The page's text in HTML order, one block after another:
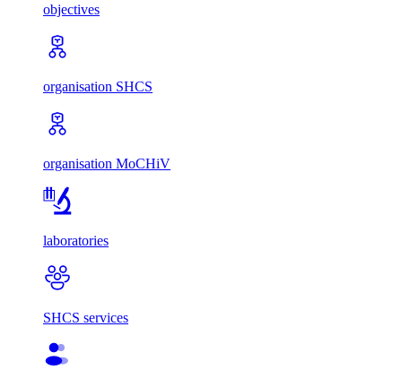
objectives
organisation SHCS
organisation MoCHiV
laboratories
SHCS services